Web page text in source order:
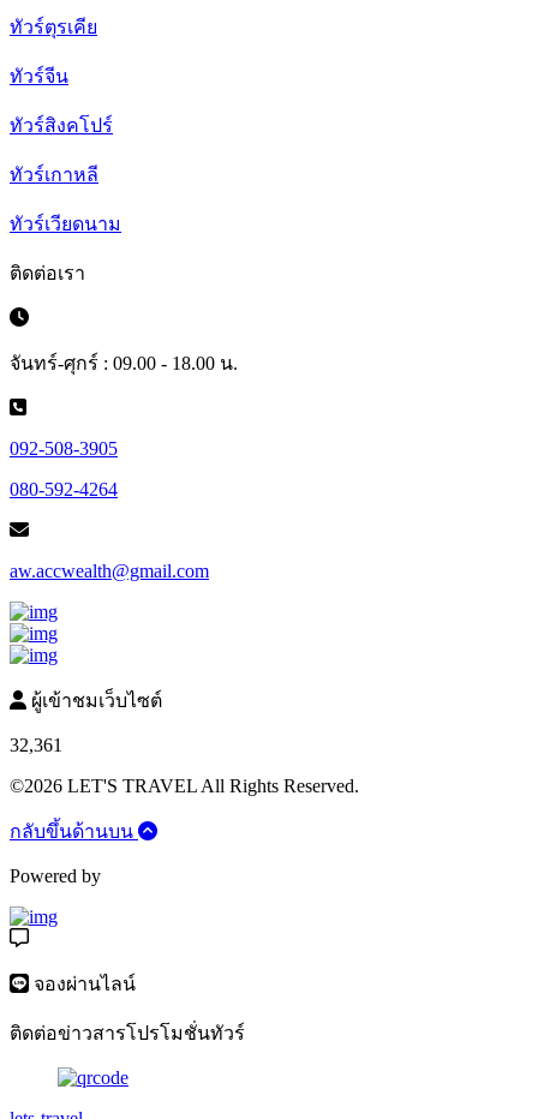
ทัวร์ตุรเคีย
ทัวร์จีน
ทัวร์สิงคโปร์
ทัวร์เกาหลี
ทัวร์เวียดนาม
ติดต่อเรา
จันทร์-ศุกร์ : 09.00 - 18.00 น.
092-508-3905
080-592-4264
aw.accwealth@gmail.com
ผู้เข้าชมเว็บไซต์
32,361
©2026 LET'S TRAVEL All Rights Reserved.
กลับขึ้นด้านบน
Powered by
จองผ่านไลน์
ติดต่อข่าวสารโปรโมชั่นทัวร์